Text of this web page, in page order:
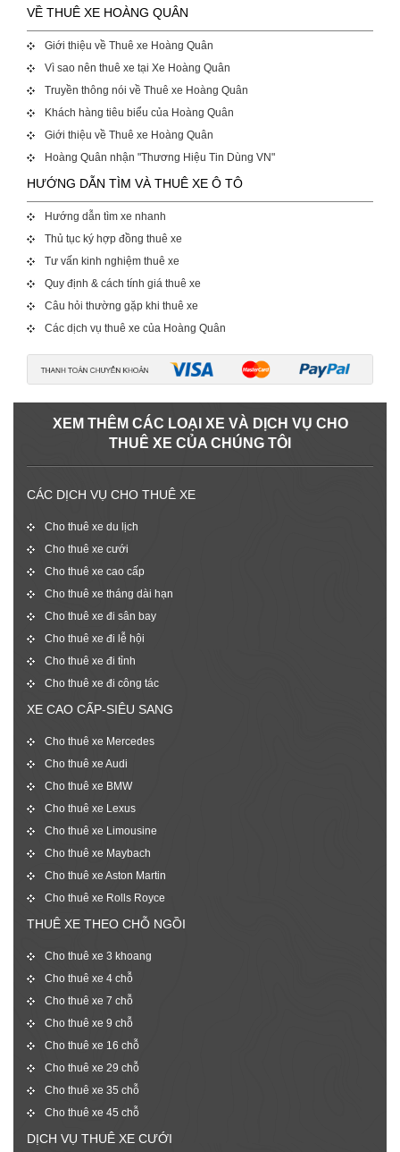
VỀ THUÊ XE HOÀNG QUÂN
Giới thiệu về Thuê xe Hoàng Quân
Vì sao nên thuê xe tại Xe Hoàng Quân
Truyền thông nói về Thuê xe Hoàng Quân
Khách hàng tiêu biểu của Hoàng Quân
Giới thiệu về Thuê xe Hoàng Quân
Hoàng Quân nhận "Thương Hiệu Tin Dùng VN"
HƯỚNG DẪN TÌM VÀ THUÊ XE Ô TÔ
Hướng dẫn tìm xe nhanh
Thủ tục ký hợp đồng thuê xe
Tư vấn kinh nghiệm thuê xe
Quy định & cách tính giá thuê xe
Câu hỏi thường gặp khi thuê xe
Các dịch vụ thuê xe của Hoàng Quân
XEM THÊM CÁC LOẠI XE VÀ DỊCH VỤ CHO
THUÊ XE CỦA CHÚNG TÔI
CÁC DỊCH VỤ CHO THUÊ XE
Cho thuê xe du lịch
Cho thuê xe cưới
Cho thuê xe cao cấp
Cho thuê xe tháng dài hạn
Cho thuê xe đi sân bay
Cho thuê xe đi lễ hội
Cho thuê xe đi tỉnh
Cho thuê xe đi công tác
XE CAO CẤP-SIÊU SANG
Cho thuê xe Mercedes
Cho thuê xe Audi
Cho thuê xe BMW
Cho thuê xe Lexus
Cho thuê xe Limousine
Cho thuê xe Maybach
Cho thuê xe Aston Martin
Cho thuê xe Rolls Royce
THUÊ XE THEO CHỖ NGỒI
Cho thuê xe 3 khoang
Cho thuê xe 4 chỗ
Cho thuê xe 7 chỗ
Cho thuê xe 9 chỗ
Cho thuê xe 16 chỗ
Cho thuê xe 29 chỗ
Cho thuê xe 35 chỗ
Cho thuê xe 45 chỗ
DỊCH VỤ THUÊ XE CƯỚI